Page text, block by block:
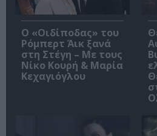
O «Οιδίποδας» του
Ρόμπερτ Άικ ξανά
στη Στέγη – Με τους
Νίκο Κουρή & Μαρία
Κεχαγιόγλου